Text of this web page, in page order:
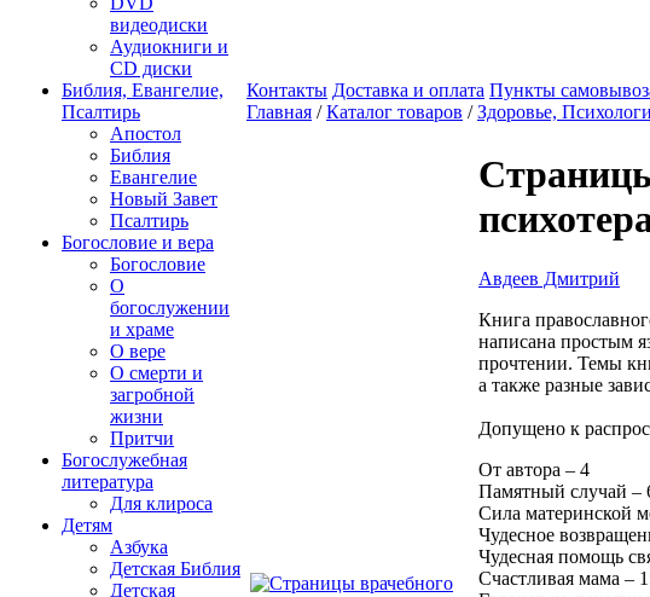
видеодиски
Аудиокниги и
CD диски
Библия, Евангелие,
Псалтирь
Апостол
Библия
Евангелие
Новый Завет
Псалтирь
Богословие и вера
Богословие
О
богослужении
и храме
О вере
О смерти и
загробной
жизни
Притчи
Богослужебная
литература
Для клироса
Детям
Азбука
Детская Библия
Детская
Контакты Доставка и оплата Пункты
Главная /Каталог товаров /Здоровье,
Авдеев Дмитрий
Книга
написана простым
прочтении. Темы
а также разные
Допущено к
От автора – 4
Памятный случай –
Сила материнской
Чудесное
Чудесная помощь
Счастливая мама –